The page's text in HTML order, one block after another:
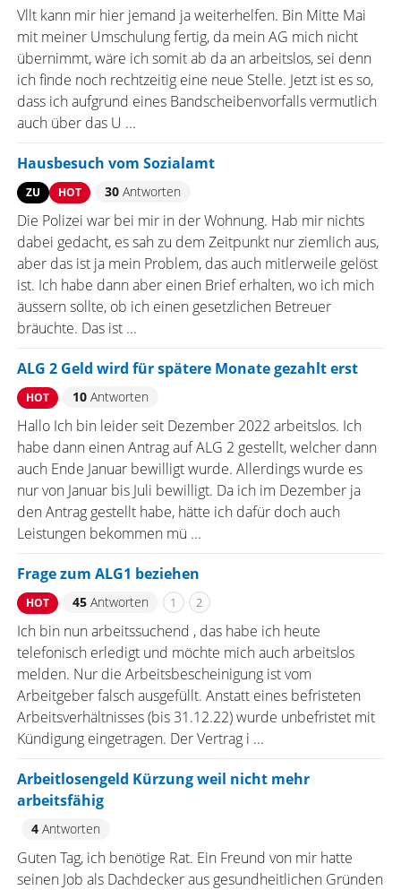
Vllt kann mir hier jemand ja weiterhelfen. Bin Mitte Mai
mit meiner Umschulung fertig, da mein AG mich nicht
übernimmt, wäre ich somit ab da an arbeitslos, sei denn
ich finde noch rechtzeitig eine neue Stelle. Jetzt ist es so,
dass ich aufgrund eines Bandscheibenvorfalls vermutlich
auch über das U ...
Hausbesuch vom Sozialamt
ZU HOT 30Antworten
Die Polizei war bei mir in der Wohnung. Hab mir nichts
dabei gedacht, es sah zu dem Zeitpunkt nur ziemlich aus,
aber das ist ja mein Problem, das auch mitlerweile gelöst
ist. Ich habe dann aber einen Brief erhalten, wo ich mich
äussern sollte, ob ich einen gesetzlichen Betreuer
bräuchte. Das ist ...
ALG 2 Geld wird für spätere Monate gezahlt erst
HOT 10Antworten
Hallo Ich bin leider seit Dezember 2022 arbeitslos. Ich
habe dann einen Antrag auf ALG 2 gestellt, welcher dann
auch Ende Januar bewilligt wurde. Allerdings wurde es
nur von Januar bis Juli bewilligt. Da ich im Dezember ja
den Antrag gestellt habe, hätte ich dafür doch auch
Leistungen bekommen mü ...
Frage zum ALG1 beziehen
HOT 45Antworten 1 2
Ich bin nun arbeitssuchend , das habe ich heute
telefonisch erledigt und möchte mich auch arbeitslos
melden. Nur die Arbeitsbescheinigung ist vom
Arbeitgeber falsch ausgefüllt. Anstatt eines befristeten
Arbeitsverhältnisses (bis 31.12.22) wurde unbefristet mit
Kündigung eingetragen. Der Vertrag i ...
Arbeitlosengeld Kürzung weil nicht mehr
arbeitsfähig
4Antworten
Guten Tag, ich benötige Rat. Ein Freund von mir hatte
seinen Job als Dachdecker aus gesundheitlichen Gründen